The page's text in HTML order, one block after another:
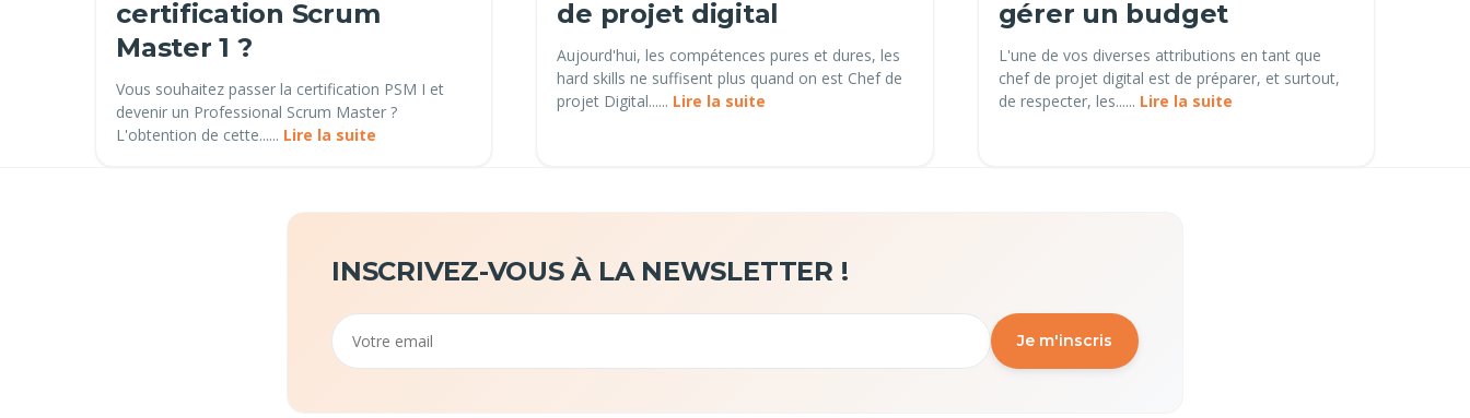
certification Scrum
Master 1 ?
Vous souhaitez passer la certification PSM I et
devenir un Professional Scrum Master ?
L'obtention de cette...... Lire la suite
de projet digital
Aujourd'hui, les compétences pures et dures, les
hard skills ne suffisent plus quand on est Chef de
projet Digital...... Lire la suite
gérer un budget
L'une de vos diverses attributions en tant que
chef de projet digital est de préparer, et surtout,
de respecter, les...... Lire la suite
INSCRIVEZ-VOUS À LA NEWSLETTER !
Email
Je m'inscris